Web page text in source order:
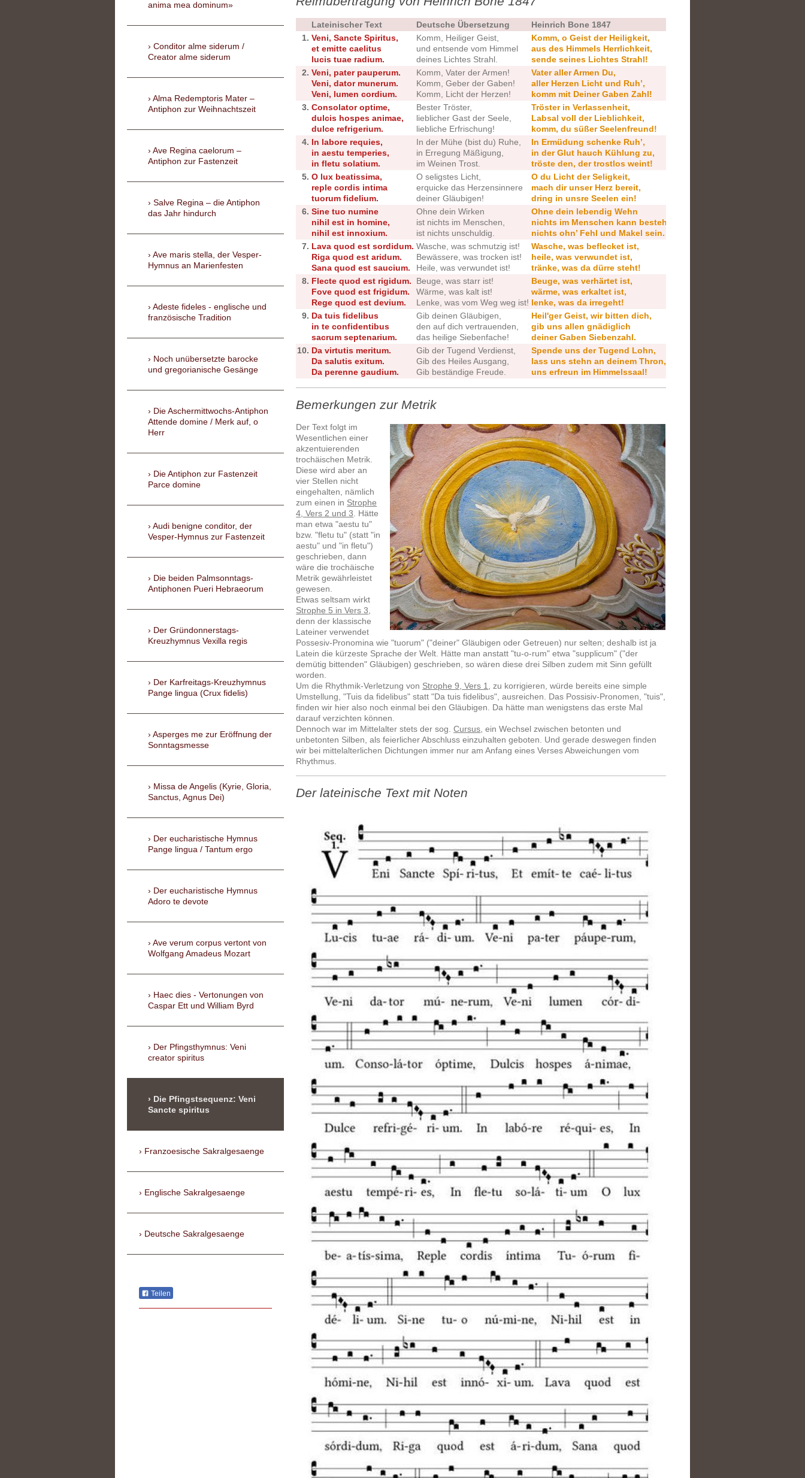
Lateinischer Text Deutsche Übersetzung
Heinrich Bone 1847
1. Veni, Sancte Spiritus,
et emitte caelitus
lucis tuae radium.
Komm, Heiliger Geist,
und entsende vom Himmel
deines Lichtes Strahl.
Komm, o Geist der Heiligkeit,
aus des Himmels Herrlichkeit,
sende seines Lichtes Strahl!
2. Veni, pater pauperum.
Veni, dator munerum.
Veni, lumen cordium.
Komm, Vater der Armen!
Komm, Geber der Gaben!
Komm, Licht der Herzen!
Vater aller Armen Du,
aller Herzen Licht und Ruh’,
komm mit Deiner Gaben Zahl!
3. Consolator optime,
dulcis hospes animae,
dulce refrigerium.
Bester Tröster,
lieblicher Gast der Seele,
liebliche Erfrischung!
Tröster in Verlassenheit,
Labsal voll der Lieblichkeit,
komm, du süßer Seelenfreund!
4. In labore requies,
in aestu temperies,
in fletu solatium.
In der Mühe (bist du) Ruhe,
in Erregung Mäßigung,
im Weinen Trost.
In Ermüdung schenke Ruh’,
in der Glut hauch Kühlung zu,
tröste den, der trostlos weint!
5. O lux beatissima,
reple cordis intima
tuorum fidelium.
O seligstes Licht,
erquicke das Herzensinnere
deiner Gläubigen!
O du Licht der Seligkeit,
mach dir unser Herz bereit,
dring in unsre Seelen ein!
6. Sine tuo numine
nihil est in homine,
nihil est innoxium.
Ohne dein Wirken
ist nichts im Menschen,
ist nichts unschuldig.
Ohne dein lebendig Wehn
nichts im Menschen kann bestehn,
nichts ohn’ Fehl und Makel sein.
7. Lava quod est sordidum.
Riga quod est aridum.
Sana quod est saucium.
Wasche, was schmutzig ist!
Bewässere, was trocken ist!
Heile, was verwundet ist!
Wasche, was beflecket ist,
heile, was verwundet ist,
tränke, was da dürre steht!
8. Flecte quod est rigidum.
Fove quod est frigidum.
Rege quod est devium.
Beuge, was starr ist!
Wärme, was kalt ist!
Lenke, was vom Weg weg ist!
Beuge, was verhärtet ist,
wärme, was erkaltet ist,
lenke, was da irregeht!
9. Da tuis fidelibus
in te confidentibus
sacrum septenarium.
Gib deinen Gläubigen,
den auf dich vertrauenden,
das heilige Siebenfache!
Heil'ger Geist, wir bitten dich,
gib uns allen gnädiglich
deiner Gaben Siebenzahl.
10. Da virtutis meritum.
Da salutis exitum.
Da perenne gaudium.
Gib der Tugend Verdienst,
Gib des Heiles Ausgang,
Gib beständige Freude.
Spende uns der Tugend Lohn,
lass uns stehn an deinem Thron,
uns erfreun im Himmelssaal!
Bemerkungen zur Metrik
Der Text folgt im
Wesentlichen einer
akzentuierenden
trochäischen Metrik.
Diese wird aber an
vier Stellen nicht
eingehalten, nämlich
zum einen in Strophe
4, Vers 2 und 3 . Hätte
man etwa "aestu tu"
bzw. "fletu tu" (statt "in
aestu" und "in fletu")
geschrieben, dann
wäre die trochäische
Metrik gewährleistet
gewesen.
Etwas seltsam wirkt
Strophe 5 in Vers 3
denn der klassische
Lateiner verwendet
Possesiv-Pronomina wie "tuorum" ("deiner" Gläubigen oder Getreuen) nur selten; deshalb ist ja
Latein die kürzeste Sprache der Welt. Hätte man anstatt"tu-o-rum" etwa "supplicum" ("der
demütig bittenden" Gläubigen) geschrieben, so wären diese drei Silben zudem mit Sinn gefüllt
worden.
Um die Rhythmik-Verletzung von Strophe 9, Vers 1
, zu korrigieren, würde bereits eine simple
Umstellung, "Tuis da fidelibus" statt "Da tuis fidelibus", ausreichen. Das Possisiv-Pronomen, "tuis",
finden wir hier also noch einmal bei den Gläubigen. Da hätte man wenigstens das erste Mal
darauf verzichten können.
Dennoch war im Mittelalter stets der sog.Cursus , ein Wechsel zwischen betonten und
unbetonten Silben, als feierlicher Abschluss einzuhalten geboten. Und gerade deswegen finden
wir bei mittelalterlichen Dichtungen immer nur am Anfang eines Verses Abweichungen vom
Rhythmus.
Der lateinische Text mit Noten
anima mea dominum»
Conditor alme siderum /
Creator alme siderum
Alma Redemptoris Mater –
Antiphon zur Weihnachtszeit
Ave Regina caelorum –
Antiphon zur Fastenzeit
Salve Regina – die Antiphon
das Jahr hindurch
Ave maris stella, der Vesper-
Hymnus an Marienfesten
Adeste fideles - englische und
französische Tradition
Noch unübersetzte barocke
und gregorianische Gesänge
Die Aschermittwochs-Antiphon
Attende domine / Merk auf, o
Herr
Die Antiphon zur Fastenzeit
Parce domine
Audi benigne conditor, der
Vesper-Hymnus zur Fastenzeit
Die beiden Palmsonntags-
Antiphonen Pueri Hebraeorum
Der Gründonnerstags-
Kreuzhymnus Vexilla regis
Der Karfreitags-Kreuzhymnus
Pange lingua (Crux fidelis)
Asperges me zur Eröffnung der
Sonntagsmesse
Missa de Angelis (Kyrie, Gloria,
Sanctus, Agnus Dei)
Der eucharistische Hymnus
Pange lingua / Tantum ergo
Der eucharistische Hymnus
Adoro te devote
Ave verum corpus vertont von
Wolfgang Amadeus Mozart
Haec dies - Vertonungen von
Caspar Ett und William Byrd
Der Pfingsthymnus: Veni
creator spiritus
Die Pfingstsequenz: Veni
Sancte spiritus
Franzoesische Sakralgesaenge
Englische Sakralgesaenge
Deutsche Sakralgesaenge
Teilen